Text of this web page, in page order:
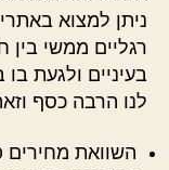
ניתן למצוא
רגליים ממשי בין
בעיניים ולגעת
לנו הרבה כסף
השוואת מחירים